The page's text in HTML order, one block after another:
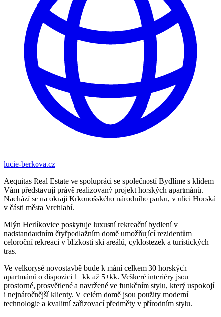
lucie-berkova.cz
Aequitas Real Estate ve spolupráci se společností Bydlíme s klidem
Vám představují právě realizovaný projekt horských apartmánů.
Nachází se na okraji Krkonošského národního parku, v ulici Horská
v části města Vrchlabí.
Mlýn Herlíkovice poskytuje luxusní rekreační bydlení v
nadstandardním čtyřpodlažním domě umožňující rezidentům
celoroční rekreaci v blízkosti ski areálů, cyklostezek a turistických
tras.
Ve velkorysé novostavbě bude k mání celkem 30 horských
apartmánů o dispozici 1+kk až 5+kk. Veškeré interiéry jsou
prostorné, prosvětlené a navržené ve funkčním stylu, který uspokojí
i nejnáročnější klienty. V celém domě jsou použity moderní
technologie a kvalitní zařizovací předměty v přírodním stylu.